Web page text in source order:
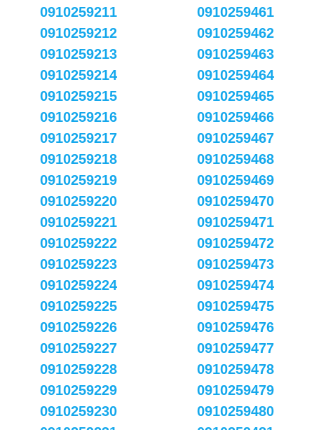
0910259211
0910259212
0910259213
0910259214
0910259215
0910259216
0910259217
0910259218
0910259219
0910259220
0910259221
0910259222
0910259223
0910259224
0910259225
0910259226
0910259227
0910259228
0910259229
0910259230
0910259461
0910259462
0910259463
0910259464
0910259465
0910259466
0910259467
0910259468
0910259469
0910259470
0910259471
0910259472
0910259473
0910259474
0910259475
0910259476
0910259477
0910259478
0910259479
0910259480